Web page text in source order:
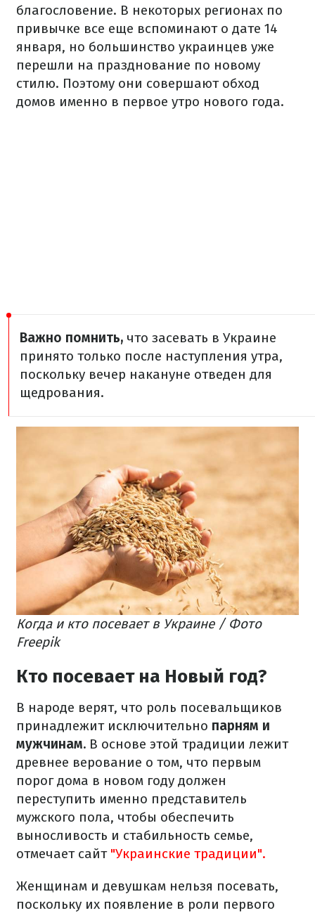
благословение. В некоторых регионах по
привычке все еще вспоминают о дате 14
января, но большинство украинцев уже
перешли на празднование по новому
стилю. Поэтому они совершают обход
домов именно в первое утро нового года.
Важно помнить, что засевать в Украине
принято только после наступления утра,
поскольку вечер накануне отведен для
щедрования.
Когда и кто посевает в Украине / Фото
Freepik
Кто посевает на Новый год?
В народе верят, что роль посевальщиков
принадлежит исключительно парням и
мужчинам. В основе этой традиции лежит
древнее верование о том, что первым
порог дома в новом году должен
переступить именно представитель
мужского пола, чтобы обеспечить
выносливость и стабильность семье,
отмечает сайт "Украинские традиции".
Женщинам и девушкам нельзя посевать,
поскольку их появление в роли первого